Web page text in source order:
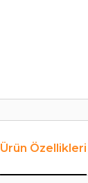
Ürün Özellikleri